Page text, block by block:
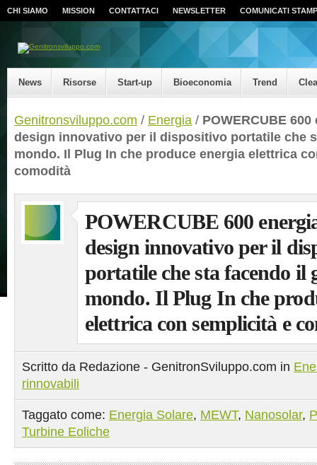
CHI SIAMO MISSION CONTATTACI NEWSLETTER COMUNICATI
News Risorse Start-up Bioeconomia Trend
Genitronsviluppo.com / Energia / POWERCUBE
design innovativo per il dispositivo portatile che
mondo. Il Plug In che produce energia elettrica
comodità
POWERCUBE 600
design innovativo per il
portatile che sta facendo il
mondo. Il Plug In che
elettrica con semplicità e
Scritto da Redazione - GenitronSviluppo.com in
rinnovabili
Taggato come: Energia Solare, MEWT, Nanosolar,
Turbine Eoliche